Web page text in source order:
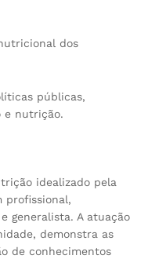
dos
públicas,
e nutrição.
idealizado pela
profissional,
generalista. A atuação
demonstra as
de conhecimentos